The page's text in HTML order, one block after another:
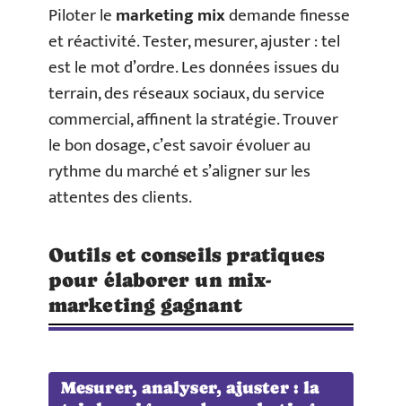
Piloter lemarketing mixdemande finesse
et réactivité. Tester, mesurer, ajuster : tel
est le mot d’ordre. Les données issues du
terrain, des réseaux sociaux, du service
commercial, affinent la stratégie. Trouver
le bon dosage, c’est savoir évoluer au
rythme du marché et s’aligner sur les
attentes des clients.
Outils et conseils pratiques
pour élaborer un mix-
marketing gagnant
Mesurer, analyser, ajuster : la